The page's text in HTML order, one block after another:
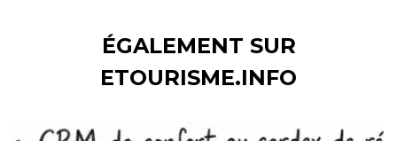
ÉGALEMENT SUR
ETOURISME.INFO